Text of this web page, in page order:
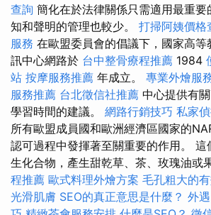
查詢 簡化在於法律關係只需適用最重要
知和聲明的管理也較少。 打掃阿姨價格
服務 在歐盟委員會的倡議下，國家高等
訊中心網路於 台中整骨療程推薦 1984
站 按摩服務推薦 年成立。 專業外燴服
服務推薦 台北徵信社推薦 中心提供有
學習時間的建議。 網路行銷技巧 私家
所有歐盟成員國和歐洲經濟區國家的
認可過程中發揮著至關重要的作用。 這
生化合物，產生甜乾草、茶、玫瑰油或
程推薦 歐式料理外燴方案 毛孔粗大的
光滑肌膚 SEO的真正意思是什麼？ 外遇